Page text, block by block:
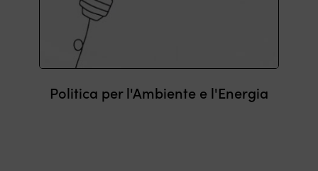
Politica per l'Ambiente e l'Energia